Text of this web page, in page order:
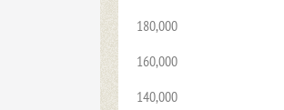
180,000
160,000
140,000